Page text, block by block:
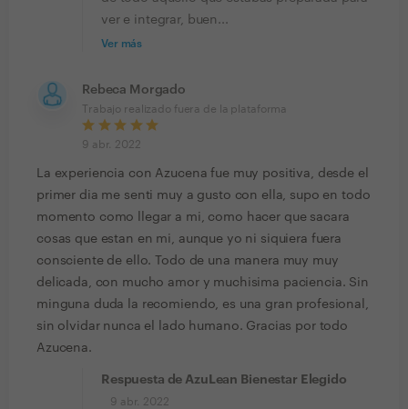
ver e integrar, buen...
Ver más
Rebeca Morgado
Trabajo realizado fuera de la plataforma
9 abr. 2022
La experiencia con Azucena fue muy positiva, desde el
primer dia me senti muy a gusto con ella, supo en todo
momento como llegar a mi, como hacer que sacara
cosas que estan en mi, aunque yo ni siquiera fuera
consciente de ello. Todo de una manera muy muy
delicada, con mucho amor y muchisima paciencia. Sin
minguna duda la recomiendo, es una gran profesional,
sin olvidar nunca el lado humano. Gracias por todo
Azucena.
Respuesta de AzuLean Bienestar Elegido
9 abr. 2022